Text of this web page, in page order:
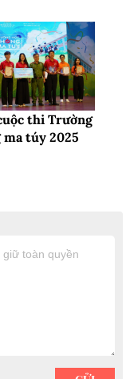
thi Trường
túy 2025